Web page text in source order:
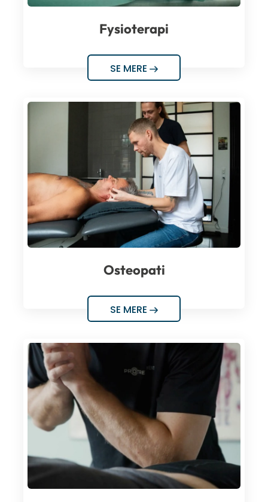
Fysioterapi
SE MERE
Osteopati
SE MERE